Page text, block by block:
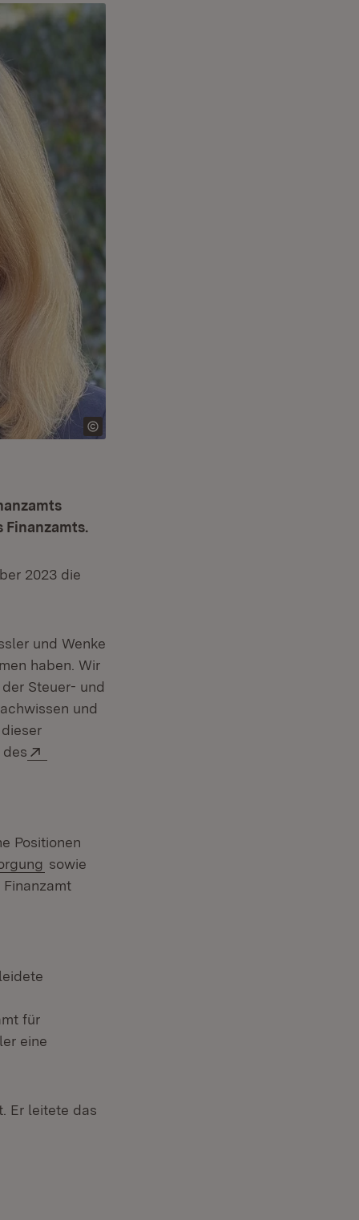
Finanzamts.
2023 die
und Wenke
haben. Wir
Steuer- und
und
Positionen
(Öffnet in neuem Fenster)
sowie
Fenster)
für
eine
Er leitete das